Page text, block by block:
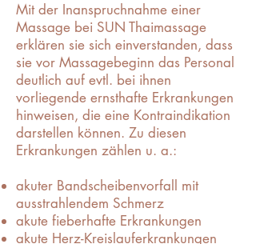
Mit der Inanspruchnahme einer
Massage bei SUN Thaimassage
erklären sie sich einverstanden, dass
sie vor Massagebeginn das Personal
deutlich auf evtl. bei ihnen
vorliegende ernsthafte Erkrankungen
hinweisen, die eine Kontraindikation
darstellen können. Zu diesen
Erkrankungen zählen u. a.:
akuter Bandscheibenvorfall mit
ausstrahlendem Schmerz
akute fieberhafte Erkrankungen
akute Herz-Kreislauferkrankungen